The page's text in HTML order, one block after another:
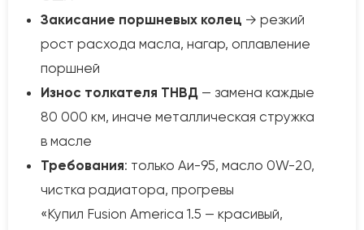
Закисание поршневых колец → резкий
рост расхода масла, нагар, оплавление
поршней
Износ толкателя ТНВД — замена каждые
80 000 км, иначе металлическая стружка
в масле
Требования: только Аи-95, масло 0W-20,
чистка радиатора, прогревы
«Купил Fusion America 1.5 — красивый,